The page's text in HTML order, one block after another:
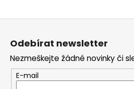
Z
Odebírat newsletter
Nezmeškejte žádné novinky či
E-mail